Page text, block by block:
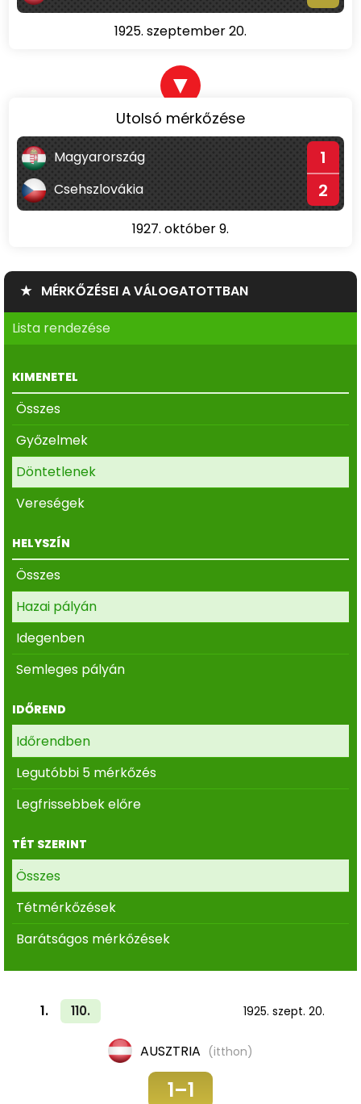
1925. szeptember 20.
▼
Utolsó mérkőzése
Magyarország 1
Csehszlovákia 2
1927. október 9.
★ MÉRKŐZÉSEI A VÁLOGATOTTBAN
Lista rendezése
KIMENETEL
Összes
Győzelmek
Döntetlenek
Vereségek
HELYSZÍN
Összes
Hazai pályán
Idegenben
Semleges pályán
IDŐREND
Időrendben
Legutóbbi 5 mérkőzés
Legfrissebbek előre
TÉT SZERINT
Összes
Tétmérkőzések
Barátságos mérkőzések
1. 110. 1925. szept. 20.
AUSZTRIA (itthon)
1–1